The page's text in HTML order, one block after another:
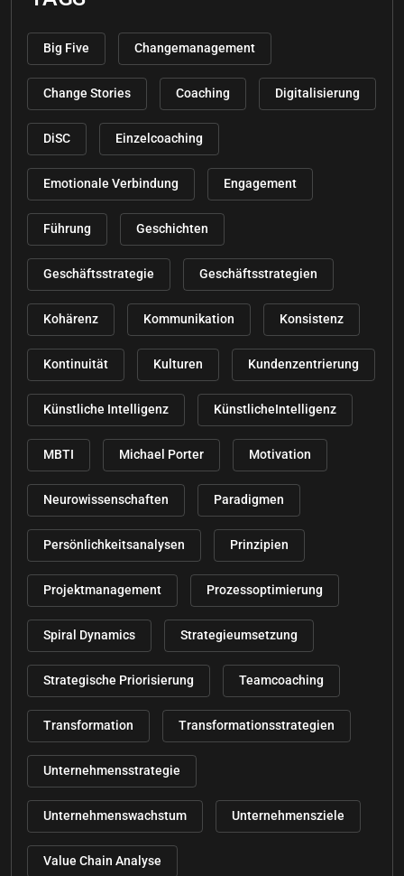
Big Five Changemanagement
Change Stories Coaching Digitalisierung
DiSC Einzelcoaching
Emotionale Verbindung Engagement
Führung Geschichten
Geschäftsstrategie Geschäftsstrategien
Kohärenz Kommunikation Konsistenz
Kontinuität Kulturen Kundenzentrierung
Künstliche Intelligenz KünstlicheIntelligenz
MBTI Michael Porter Motivation
Neurowissenschaften Paradigmen
Persönlichkeitsanalysen Prinzipien
Projektmanagement Prozessoptimierung
Spiral Dynamics Strategieumsetzung
Strategische Priorisierung Teamcoaching
Transformation Transformationsstrategien
Unternehmensstrategie
Unternehmenswachstum Unternehmensziele
Value Chain Analyse